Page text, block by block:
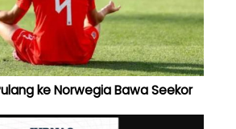
ke Norwegia Bawa Seekor